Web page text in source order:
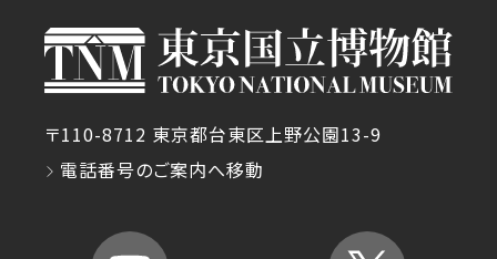
〒110-8712 東京都台東区上野公園13-9
電話番号のご案内へ移動